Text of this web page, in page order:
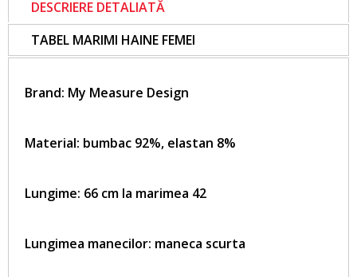
DESCRIERE DETALIATĂ
TABEL MARIMI HAINE FEMEI
Brand: My Measure Design
Material: bumbac 92%, elastan 8%
Lungime: 66 cm la marimea 42
Lungimea manecilor: maneca scurta